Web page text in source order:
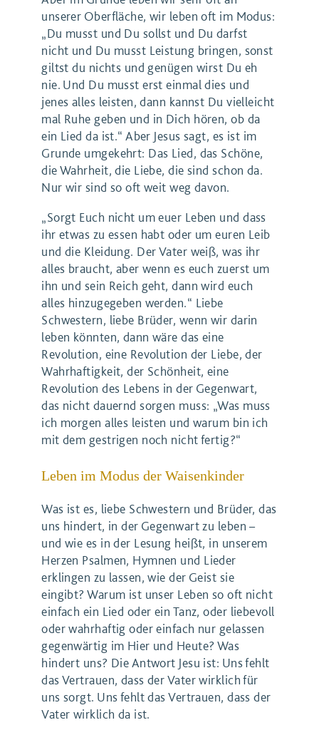
unserer Oberfläche, wir leben oft im Modus:
„Du musst und Du sollst und Du darfst
nicht und Du musst Leistung bringen, sonst
giltst du nichts und genügen wirst Du eh
nie. Und Du musst erst einmal dies und
jenes alles leisten, dann kannst Du vielleicht
mal Ruhe geben und in Dich hören, ob da
ein Lied da ist.“ Aber Jesus sagt, es ist im
Grunde umgekehrt: Das Lied, das Schöne,
die Wahrheit, die Liebe, die sind schon da.
Nur wir sind so oft weit weg davon.
„Sorgt Euch nicht um euer Leben und dass
ihr etwas zu essen habt oder um euren Leib
und die Kleidung. Der Vater weiß, was ihr
alles braucht, aber wenn es euch zuerst um
ihn und sein Reich geht, dann wird euch
alles hinzugegeben werden.“ Liebe
Schwestern, liebe Brüder, wenn wir darin
leben könnten, dann wäre das eine
Revolution, eine Revolution der Liebe, der
Wahrhaftigkeit, der Schönheit, eine
Revolution des Lebens in der Gegenwart,
das nicht dauernd sorgen muss: „Was muss
ich morgen alles leisten und warum bin ich
mit dem gestrigen noch nicht fertig?“
Leben im Modus der Waisenkinder
Was ist es, liebe Schwestern und Brüder, das
uns hindert, in der Gegenwart zu leben –
und wie es in der Lesung heißt, in unserem
Herzen Psalmen, Hymnen und Lieder
erklingen zu lassen, wie der Geist sie
eingibt? Warum ist unser Leben so oft nicht
einfach ein Lied oder ein Tanz, oder liebevoll
oder wahrhaftig oder einfach nur gelassen
gegenwärtig im Hier und Heute? Was
hindert uns? Die Antwort Jesu ist: Uns fehlt
das Vertrauen, dass der Vater wirklich für
uns sorgt. Uns fehlt das Vertrauen, dass der
Vater wirklich da ist.